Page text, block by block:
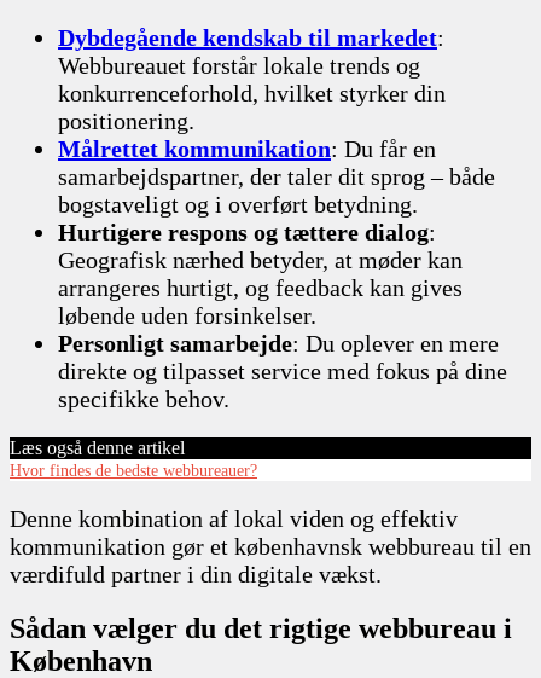
Dybdegående kendskab til markedet:
Webbureauet forstår lokale trends og
konkurrenceforhold, hvilket styrker din
positionering.
Målrettet kommunikation: Du får en
samarbejdspartner, der taler dit sprog – både
bogstaveligt og i overført betydning.
Hurtigere respons og tættere dialog:
Geografisk nærhed betyder, at møder kan
arrangeres hurtigt, og feedback kan gives
løbende uden forsinkelser.
Personligt samarbejde: Du oplever en mere
direkte og tilpasset service med fokus på dine
specifikke behov.
Læs også denne artikel
Hvor findes de bedste webbureauer?
Denne kombination af lokal viden og effektiv
kommunikation gør et københavnsk webbureau til en
værdifuld partner i din digitale vækst.
Sådan vælger du det rigtige webbureau i
København